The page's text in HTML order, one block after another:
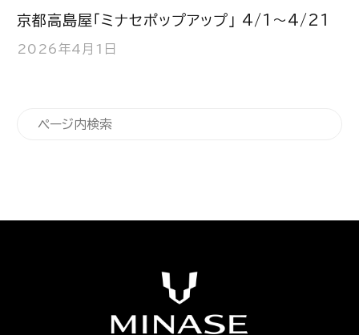
京都高島屋「ミナセポップアップ」 4/1～4/21
2026年4月1日